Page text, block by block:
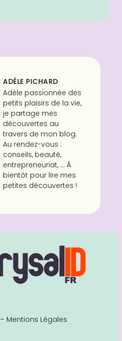
ADÈLE PICHARD
Adèle passionnée des
petits plaisirs de la vie,
je partage mes
découvertes au
travers de mon blog.
Au rendez-vous :
conseils, beauté,
entrepreneuriat, ... À
bientôt pour lire mes
petites découvertes !
– Mentions Légales